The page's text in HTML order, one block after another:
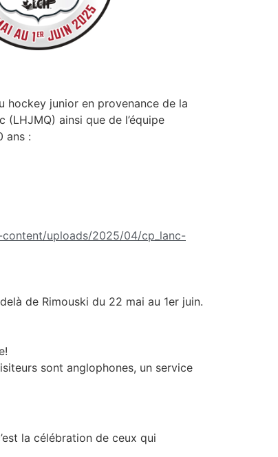
hockey junior en provenance de la
(LHJMQ) ainsi que de l’équipe
ans :
uploads/2025/04/cp_lanc-
de Rimouski du 22 mai au 1er juin.
sont anglophones, un service
la célébration de ceux qui